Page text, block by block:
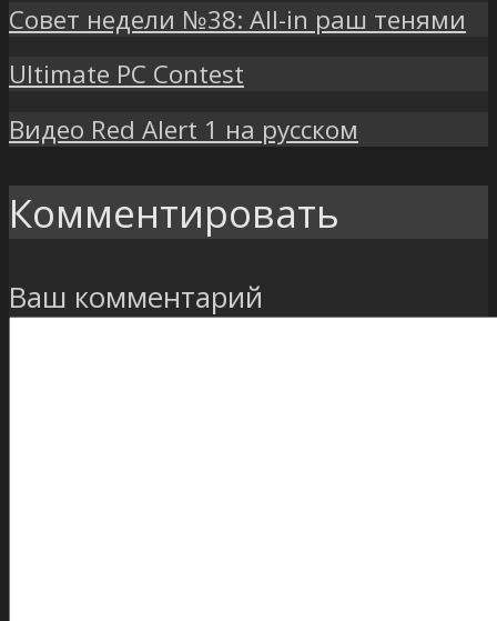
Совет недели №38: All-in раш тенями
Ultimate PC Contest
Видео Red Alert 1 на русском
Комментировать
Ваш комментарий